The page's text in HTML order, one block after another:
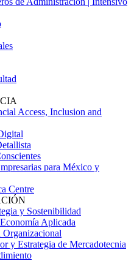
Access, Inclusion and
para México y
Centre
y Sostenibilidad
Aplicada
y Estrategia de Mercadotecnia